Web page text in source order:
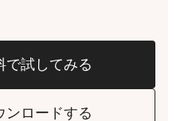
で試してみる
ンロードする